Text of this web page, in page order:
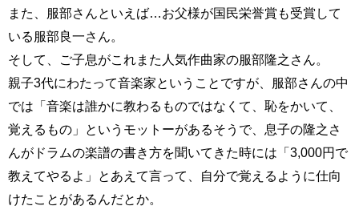
また、服部さんといえば…お父様が国民栄誉賞も受賞して
いる服部良一さん。
そして、ご子息がこれまた人気作曲家の服部隆之さん。
親子3代にわたって音楽家ということですが、服部さんの中
では「音楽は誰かに教わるものではなくて、恥をかいて、
覚えるもの」というモットーがあるそうで、息子の隆之さ
んがドラムの楽譜の書き方を聞いてきた時には「3,000円で
教えてやるよ」とあえて言って、自分で覚えるように仕向
けたことがあるんだとか。